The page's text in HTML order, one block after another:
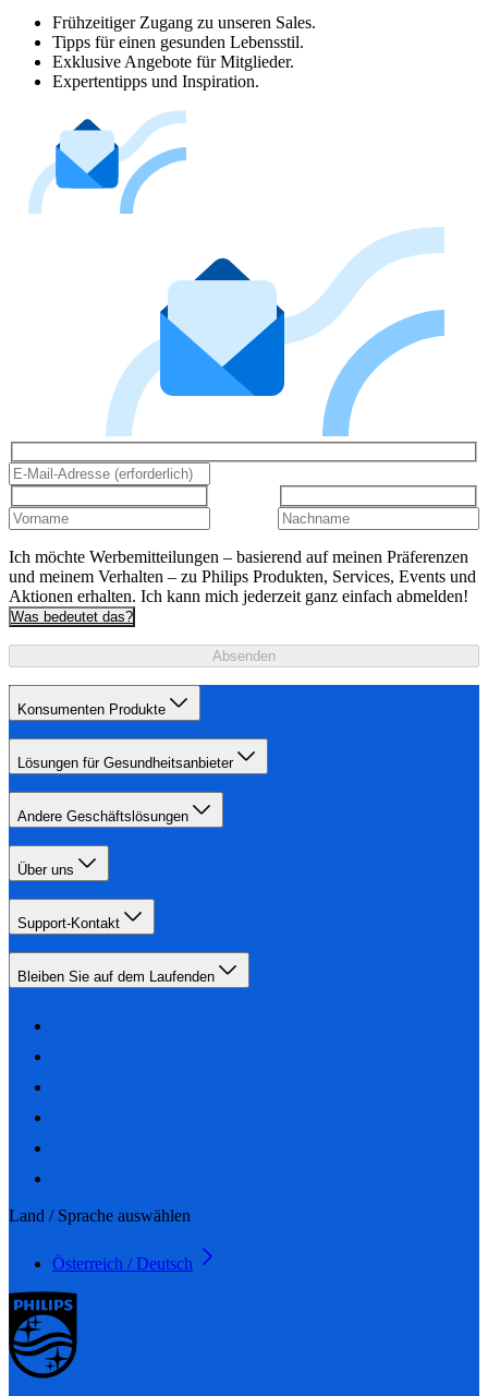
Frühzeitiger Zugang zu unseren Sales.
Tipps für einen gesunden Lebensstil.
Exklusive Angebote für Mitglieder.
Expertentipps und Inspiration.
Ich möchte Werbemitteilungen – basierend auf meinen Präferenzen
und meinem Verhalten – zu Philips Produkten, Services, Events und
Aktionen erhalten. Ich kann mich jederzeit ganz einfach abmelden!
Was bedeutet das?
Absenden
Konsumenten Produkte
Lösungen für Gesundheitsanbieter
Andere Geschäftslösungen
Über uns
Support-Kontakt
Bleiben Sie auf dem Laufenden
Land / Sprache auswählen
Österreich / Deutsch